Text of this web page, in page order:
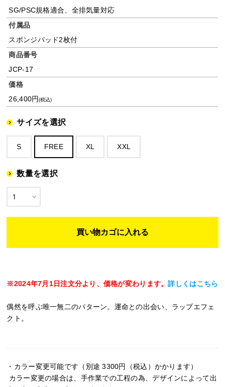
SG/PSC規格適合、全排気量対応
付属品
スポンジパッド2枚付
商品番号
JCP-17
価格
26,400円(税込)
サイズを選択
S FREE XL XXL
数量を選択
※2024年7月1日注文分より、価格が変わります。詳しくはこちら
偶然を呼ぶ唯一無二のパターン。運命との出会い、ラップエフェ
クト。
・カラー変更可能です（別途 3300円（税込）かかります）
カラー変更の場合は、手作業での工程の為、デザインによって出